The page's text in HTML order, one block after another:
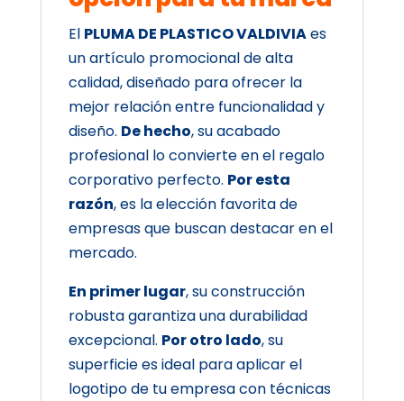
El PLUMA DE PLASTICO VALDIVIAes
un artículo promocional de alta
calidad, diseñado para ofrecer la
mejor relación entre funcionalidad y
diseño. De hecho, su acabado
profesional lo convierte en el regalo
corporativo perfecto. Por esta
razón, es la elección favorita de
empresas que buscan destacar en el
mercado.
En primer lugar, su construcción
robusta garantiza una durabilidad
excepcional. Por otro lado, su
superficie es ideal para aplicar el
logotipo de tu empresa con técnicas